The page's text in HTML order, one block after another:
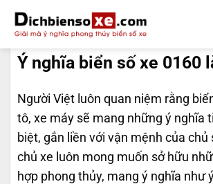
qua
nội
dungÝ nghĩa biển số xe 0160
Người Việt luôn quan niệm rằng
tô, xe máy sẽ mang những ý nghĩa
biệt, gắn liền với vận mệnh của chủ
chủ xe luôn mong muốn sở hữu
hợp phong thủy, mang ý nghĩa như